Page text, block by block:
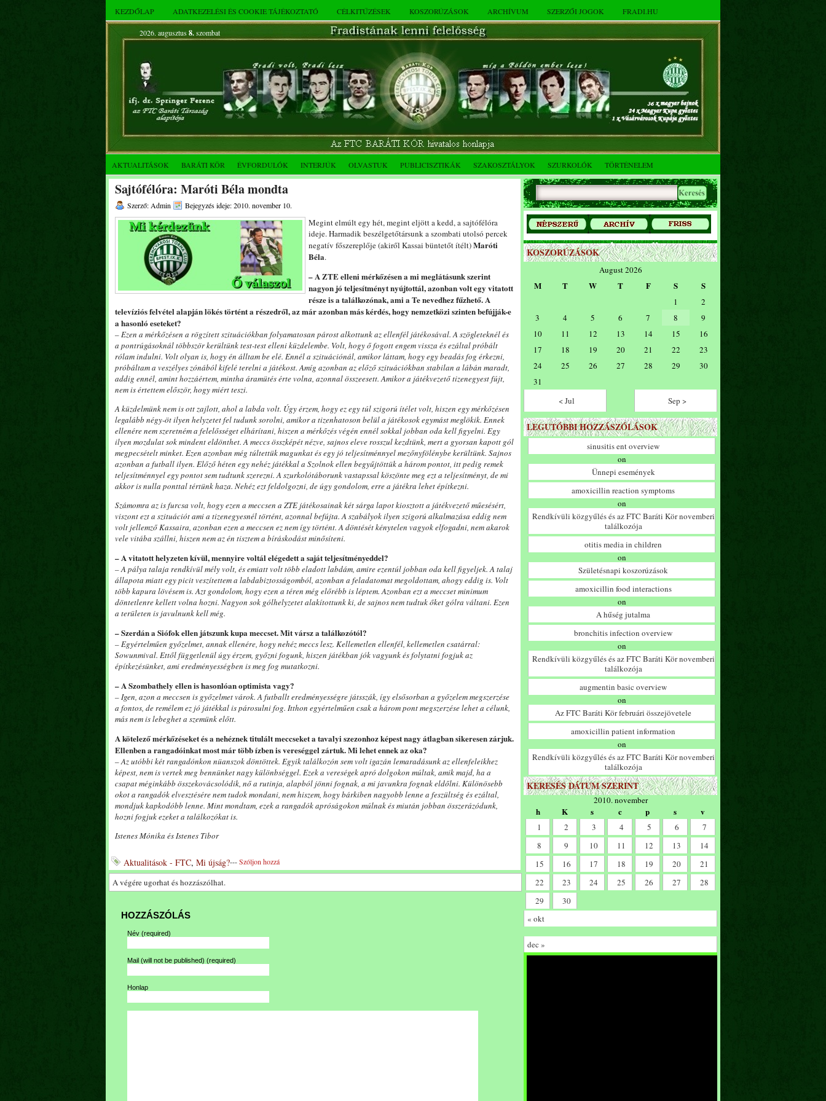
KEZDŐLAP ADATKEZELÉSI ÉS COOKIE TÁJÉKOZTATÓ CÉLKITŰZÉSEK KOSZORÚZÁSOK ARCHÍVUM SZERZŐI JOGOK FRADI.HU
2026. augusztus 8.szombat
AKTUALITÁSOK BARÁTI KÖR ÉVFORDULÓK INTERJÚK OLVASTUK PUBLICISZTIKÁK SZAKOSZTÁLYOK SZURKOLÓK TÖRTÉNELEM
Sajtófélóra: Maróti Béla mondta
Szerző: Admin Bejegyzés ideje: 2010. november 10.
Megint elmúlt egy hét, megint eljött a kedd, a sajtófélóra
ideje. Harmadik beszélgetőtársunk a szombati utolsó percek
negatív főszereplője (akiről Kassai büntetőt ítélt)Maróti
Béla.
– A ZTE elleni mérkőzésen a mi meglátásunk szerint
nagyon jó teljesítményt nyújtottál, azonban volt egy vitatott
része is a találkozónak, ami a Te nevedhez fűzhető. A
televíziós felvétel alapján lökés történt a részedről, az már azonban más kérdés, hogy nemzetközi szinten befújják-e
a hasonló eseteket?
– Ezen a mérkőzésen a rögzített szituációkban folyamatosan párost alkottunk az ellenfél játékosával. A szögleteknél és
a pontrúgásoknál többször kerültünk test-test elleni küzdelembe. Volt, hogy ő fogott engem vissza és ezáltal próbált
rólam indulni. Volt olyan is, hogy én álltam be elé. Ennél a szituációnál, amikor láttam, hogy egy beadás fog érkezni,
próbáltam a veszélyes zónából kifelé terelni a játékost. Amíg azonban az előző szituációkban stabilan a lábán maradt,
addig ennél, amint hozzáértem, mintha áramütés érte volna, azonnal összeesett. Amikor a játékvezető tizenegyest fújt,
nem is értettem először, hogy miért teszi.
A küzdelmünk nem is ott zajlott, ahol a labda volt. Úgy érzem, hogy ez egy túl szigorú ítélet volt, hiszen egy mérkőzésen
legalább négy-öt ilyen helyzetet fel tudunk sorolni, amikor a tizenhatoson belül a játékosok egymást meglökik. Ennek
ellenére nem szeretném a felelősséget elhárítani, hiszen a mérkőzés végén ennél sokkal jobban oda kell figyelni. Egy
ilyen mozdulat sok mindent eldönthet. A meccs összképét nézve, sajnos eleve rosszul kezdtünk, mert a gyorsan kapott gól
megpecsételt minket. Ezen azonban még túltettük magunkat és egy jó teljesítménnyel mezőnyfölénybe kerültünk. Sajnos
azonban a futball ilyen. Előző héten egy nehéz játékkal a Szolnok ellen begyűjtöttük a három pontot, itt pedig remek
teljesítménnyel egy pontot sem tudtunk szerezni. A szurkolótáborunk vastapssal köszönte meg ezt a teljesítményt, de mi
akkor is nulla ponttal tértünk haza. Nehéz ezt feldolgozni, de úgy gondolom, erre a játékra lehet építkezni.
Számomra az is furcsa volt, hogy ezen a meccsen a ZTE játékosainak két sárga lapot kiosztott a játékvezető műesésért,
viszont ezt a szituációt ami a tizenegyesnél történt, azonnal befújta. A szabályok ilyen szigorú alkalmazása eddig nem
volt jellemző Kassaira, azonban ezen a meccsen ez nem így történt. A döntését kénytelen vagyok elfogadni, nem akarok
vele vitába szállni, hiszen nem az én tisztem a bíráskodást minősíteni.
– A vitatott helyzeten kívül, mennyire voltál elégedett a saját teljesítményeddel?
– A pálya talaja rendkívül mély volt, és emiatt volt több eladott labdám, amire ezentúl jobban oda kell figyeljek. A talaj
állapota miatt egy picit veszítettem a labdabiztosságomból, azonban a feladatomat megoldottam, ahogy eddig is. Volt
több kapura lövésem is. Azt gondolom, hogy ezen a téren még előrébb is léptem. Azonban ezt a meccset minimum
döntetlenre kellett volna hozni. Nagyon sok gólhelyzetet alakítottunk ki, de sajnos nem tudtuk őket gólra váltani. Ezen
a területen is javulnunk kell még.
– Szerdán a Siófok ellen játszunk kupa meccset. Mit vársz a találkozótól?
– Egyértelműen győzelmet, annak ellenére, hogy nehéz meccs lesz. Kellemetlen ellenfél, kellemetlen csatárral:
Sowunmival. Ettől függetlenül úgy érzem, győzni fogunk, hiszen játékban jók vagyunk és folytatni fogjuk az
építkezésünket, ami eredményességben is meg fog mutatkozni.
– A Szombathely ellen is hasonlóan optimista vagy?
– Igen, azon a meccsen is győzelmet várok. A futballt eredményességre játsszák, így elsősorban a győzelem megszerzése
a fontos, de remélem ez jó játékkal is párosulni fog. Itthon egyértelműen csak a három pont megszerzése lehet a célunk,
más nem is lebeghet a szemünk előtt.
A kötelező mérkőzéseket és a nehéznek titulált meccseket a tavalyi szezonhoz képest nagy átlagban sikeresen zárjuk.
Ellenben a rangadóinkat most már több ízben is vereséggel zártuk. Mi lehet ennek az oka?
– Az utóbbi két rangadónkon nüanszok döntöttek. Egyik találkozón sem volt igazán lemaradásunk az ellenfeleikhez
képest, nem is vertek meg bennünket nagy különbséggel. Ezek a vereségek apró dolgokon múltak, amik majd, ha a
csapat méginkább összekovácsolódik, nő a rutinja, alapból jönni fognak, a mi javunkra fognak eldőlni. Különösebb
okot a rangadók elvesztésére nem tudok mondani, nem hiszem, hogy bárkiben nagyobb lenne a feszültség és ezáltal,
mondjuk kapkodóbb lenne. Mint mondtam, ezek a rangadók apróságokon múlnak és miután jobban összerázódunk,
hozni fogjuk ezeket a találkozókat is.
Istenes Mónika és Istenes Tibor
Aktualitások - FTC, Mi újság?---Szóljon hozzá
A végére ugorhat és hozzászólhat.
HOZZÁSZÓLÁS
Név (required)
Mail (will not be published) (required)
Honlap
KOSZORÚZÁSOK
August 2026
M T W T F S S
1
2
3
4 5 6 7 8
9
10
11 12 13 14 15
16
17
18 19 20 21 22
23
24
25 26 27 28 29
30
31
< Jul
Sep >
LEGUTÓBBI HOZZÁSZÓLÁSOK
sinusitis ent overview
on
Ünnepi események
amoxicillin reaction symptoms
on
Rendkívüli közgyűlés és az FTC Baráti Kör novemberi
találkozója
otitis media in children
on
Születésnapi koszorúzások
amoxicillin food interactions
on
A hűség jutalma
bronchitis infection overview
on
Rendkívüli közgyűlés és az FTC Baráti Kör novemberi
találkozója
augmentin basic overview
on
Az FTC Baráti Kör februári összejövetele
amoxicillin patient information
on
Rendkívüli közgyűlés és az FTC Baráti Kör novemberi
találkozója
KERESÉS DÁTUM SZERINT
2010. november
h K s c p s v
1 2 3 4 5 6
7
8
9 10 11 12 13
14
15
16 17 18 19 20
21
22
23 24 25 26 27
28
29
30
« okt
dec »